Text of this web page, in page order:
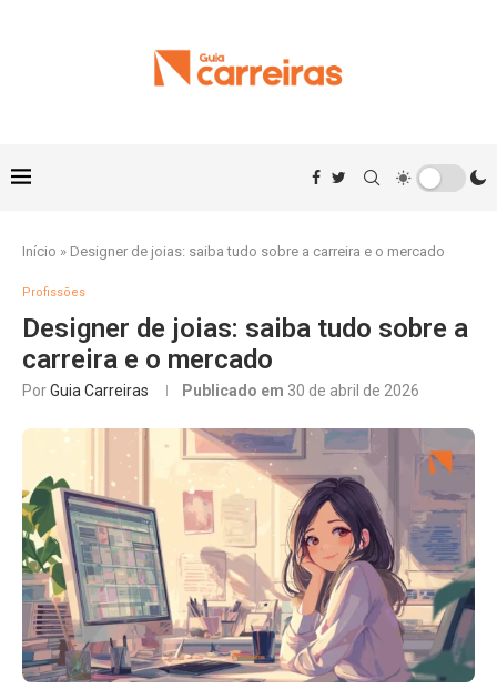
Início » Designer de joias: saiba tudo sobre a carreira e o mercado
Profissões
Designer de joias: saiba tudo sobre a
carreira e o mercado
PorGuia Carreiras Publicado em 30 de abril de 2026